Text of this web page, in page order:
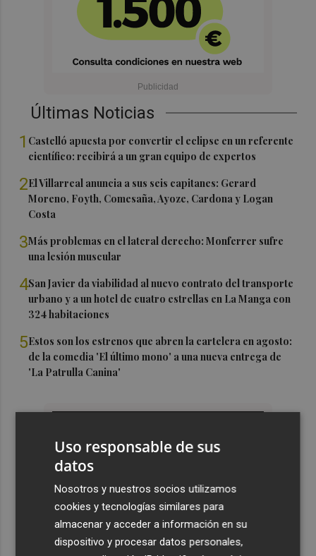
Últimas Noticias
1 Castelló apuesta por convertir el eclipse en un referente
científico: recibirá a un gran equipo de expertos
2El Villarreal anuncia a sus seis capitanes: Gerard
Moreno, Foyth, Comesaña, Ayoze, Cardona y Logan
Costa
3Más problemas en el lateral derecho: Monferrer sufre
una lesión muscular
4San Javier da viabilidad al nuevo contrato del transporte
urbano y a un hotel de cuatro estrellas en La Manga con
324 habitaciones
5Estos son los estrenos que abren la cartelera en agosto:
de la comedia 'El último mono' a una nueva entrega de
'La Patrulla Canina'
Uso responsable de sus
datos
Nosotros y nuestros socios utilizamos
cookies y tecnologías similares para
almacenar y acceder a información en su
dispositivo y procesar datos personales,